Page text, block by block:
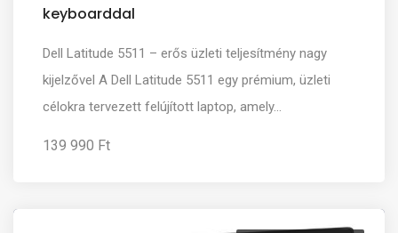
keyboarddal
Dell Latitude 5511 – erős üzleti teljesítmény nagy
kijelzővel A Dell Latitude 5511 egy prémium, üzleti
célokra tervezett felújított laptop, amely...
139 990 Ft